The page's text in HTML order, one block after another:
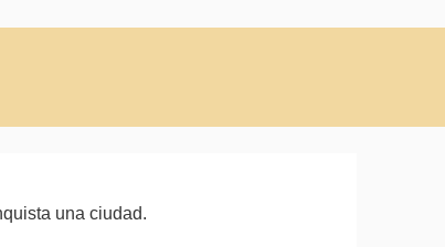
una ciudad.